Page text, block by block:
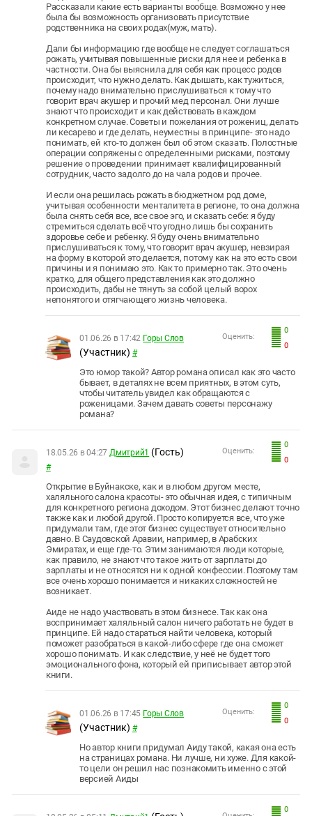
Рассказали какие есть варианты вообще. Возможно у нее
была бы возможность организовать присутствие
родственника на своих родах(муж, мать).
Дали бы информацию где вообще не следует соглашаться
рожать, учитывая повышенные риски для нее и ребенка в
частности. Она бы выяснила для себя как процесс родов
происходит, что нужно делать. Как дышать, как тужиться,
почему надо внимательно прислушиваться к тому что
говорит врач акушер и прочий мед персонал. Они лучше
знают что происходит и как действовать в каждом
конкретном случае. Советы и пожелания от рожениц, делать
ли кесарево и где делать, неуместны в принципе- это надо
понимать, ей кто-то должен был об этом сказать. Полостные
операции сопряжены с определенными рисками, поэтому
решение о проведении принимает квалифицированный
сотрудник, часто задолго до на чала родов и прочее.
И если она решилась рожать в бюджетном род доме,
учитывая особенности менталитета в регионе, то она должна
была снять себя все, все свое эго, и сказать себе: я буду
стремиться сделать всё что угодно лишь бы сохранить
здоровье себе и ребенку. Я буду очень внимательно
прислушиваться к тому, что говорит врач акушер, невзирая
на форму в которой это делается, потому как на это есть свои
причины и я понимаю это. Как то примерно так. Это очень
кратко, для общего представления как это должно
происходить, дабы не тянуть за собой целый ворох
непонятого и отягчающего жизнь человека.
0
0
Оценить:
01.06.26 в 17:42 Горы Слов
(Участник) #
Это юмор такой? Автор романа описал как это часто
бывает, в деталях не всем приятных, в этом суть,
чтобы читатель увидел как обращаются с
роженицами. Зачем давать советы персонажу
романа?
0
0
Оценить:
18.05.26 в 04:27 Дмитрий1 (Гость)
#
Открытие в Буйнакске, как и в любом другом месте,
халяльного салона красоты- это обычная идея, с типичным
для конкретного региона доходом. Этот бизнес делают точно
также как и любой другой. Просто копируется все, что уже
придумали там, где этот бизнес существует относительно
давно. В Саудовской Аравии, например, в Арабских
Эмиратах, и еще где-то. Этим занимаются люди которые,
как правило, не знают что такое жить от зарплаты до
зарплаты и не относятся ни к одной конфессии. Поэтому там
все очень хорошо понимается и никаких сложностей не
возникает.
Аиде не надо участвовать в этом бизнесе. Так как она
воспринимает халяльный салон ничего работать не будет в
принципе. Ей надо стараться найти человека, который
поможет разобраться в какой-либо сфере где она сможет
хорошо понимать. И как следствие, у неё не будет того
эмоционального фона, который ей приписывает автор этой
книги.
0
0
Оценить:
01.06.26 в 17:45 Горы Слов
(Участник) #
Но автор книги придумал Аиду такой, какая она есть
на страницах романа. Ни лучше, ни хуже. Для какой-
то цели он решил нас познакомить именно с этой
версией Аиды
0